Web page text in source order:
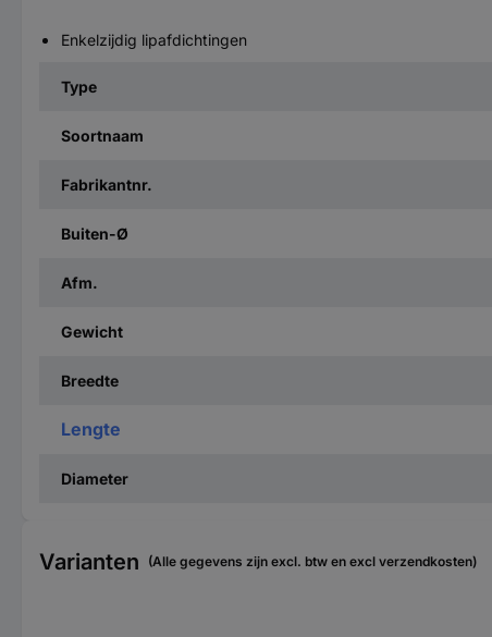
Enkelzijdig lipafdichtingen
Type
Soortnaam
Fabrikantnr.
Buiten-Ø
Afm.
Gewicht
Breedte
Lengte
Diameter
Varianten (Alle gegevens zijn excl. btw en excl verzendkosten)